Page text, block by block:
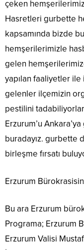
çeken
Hasretleri gurbette
kapsamında bizde
hemşerilerimizle
gelen
yapılan faaliyetler
gelenler ilçemizin
pestilini
Erzurum’u
buradayız. gurbette
birleşme fırsatı
Erzurum
Bu ara Erzurum
Programa; Erzurum
Erzurum Valisi